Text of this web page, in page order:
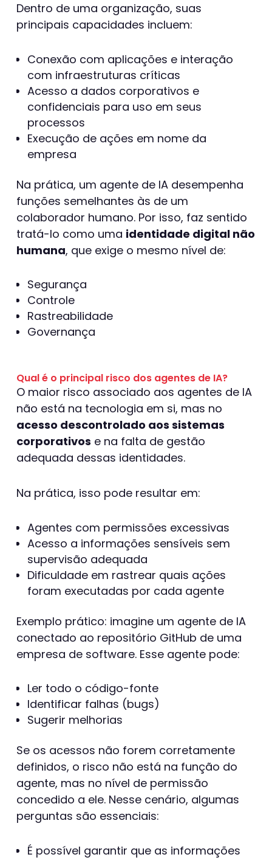
Dentro de uma organização, suas
principais capacidades incluem:
Conexão com aplicações e interação
com infraestruturas críticas
Acesso a dados corporativos e
confidenciais para uso em seus
processos
Execução de ações em nome da
empresa
Na prática, um agente de IA desempenha
funções semelhantes às de um
colaborador humano. Por isso, faz sentido
tratá-lo como uma identidade digital não
humana, que exige o mesmo nível de:
Segurança
Controle
Rastreabilidade
Governança
Qual é o principal risco dos agentes de IA?
O maior risco associado aos agentes de IA
não está na tecnologia em si, mas no
acesso descontrolado aos sistemas
corporativos e na falta de gestão
adequada dessas identidades.
Na prática, isso pode resultar em:
Agentes com permissões excessivas
Acesso a informações sensíveis sem
supervisão adequada
Dificuldade em rastrear quais ações
foram executadas por cada agente
Exemplo prático: imagine um agente de IA
conectado ao repositório GitHub de uma
empresa de software. Esse agente pode:
Ler todo o código-fonte
Identificar falhas (bugs)
Sugerir melhorias
Se os acessos não forem corretamente
definidos, o risco não está na função do
agente, mas no nível de permissão
concedido a ele. Nesse cenário, algumas
perguntas são essenciais:
É possível garantir que as informações